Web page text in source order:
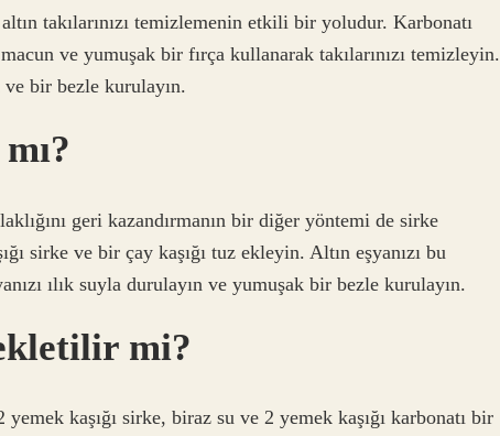
takılarınızı temizlemenin etkili bir yoludur. Karbonatı
ve yumuşak bir fırça kullanarak takılarınızı temizleyin.
ve bir bezle kurulayın.
geri kazandırmanın bir diğer yöntemi de sirke
sirke ve bir çay kaşığı tuz ekleyin. Altın eşyanızı bu
ılık suyla durulayın ve yumuşak bir bezle kurulayın.
mi?
kaşığı sirke, biraz su ve 2 yemek kaşığı karbonatı bir